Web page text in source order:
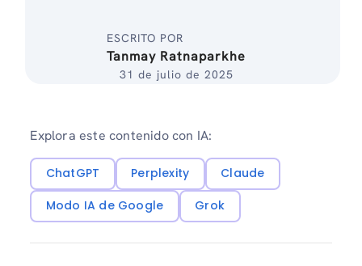
ESCRITO POR
Tanmay Ratnaparkhe
31 de julio de 2025
Explora este contenido con IA:
ChatGPT Perplexity
Claude
Modo IA de Google
Grok